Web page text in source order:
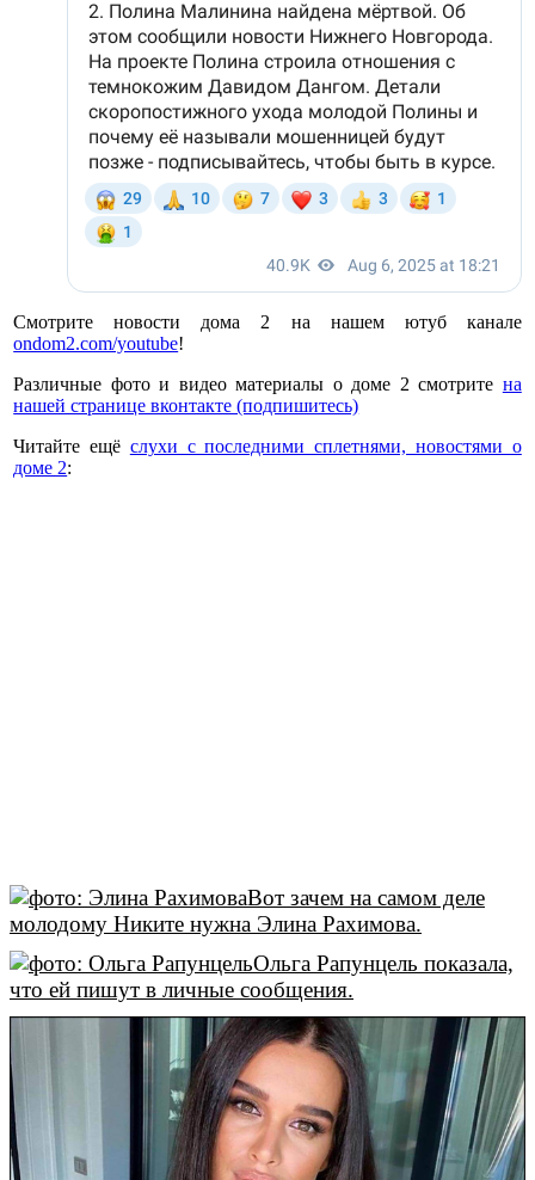
Смотрите новости дома 2 на нашем ютуб канале
ondom2.com/youtube!
Различные фото и видео материалы о доме 2 смотрите на
нашей странице вконтакте (подпишитесь)
Читайте ещё слухи с последними сплетнями, новостями о
доме 2:
Вот зачем на самом деле
молодому Никите нужна Элина Рахимова.
Ольга Рапунцель показала,
что ей пишут в личные сообщения.